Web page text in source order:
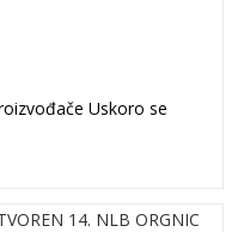
Uskoro se